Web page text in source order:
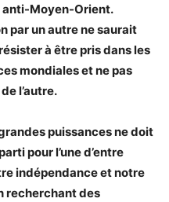
Moyen-Orient.
par un autre ne saurait
à être pris dans les
mondiales et ne pas
l’autre.
puissances ne doit
pour l’une d’entre
indépendance et notre
recherchant des